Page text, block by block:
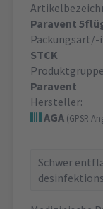
Paravent
STCK
Paravent
Hersteller:
AGA (GPSR
Schwer